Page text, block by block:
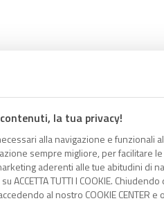
la tua privacy!
alla navigazione e funzionali
sempre migliore, per facilitare
aderenti alle tue abitudini di
ACCETTA TUTTI I COOKIE.
al nostro COOKIE CENTER
link RSS negli appunti.